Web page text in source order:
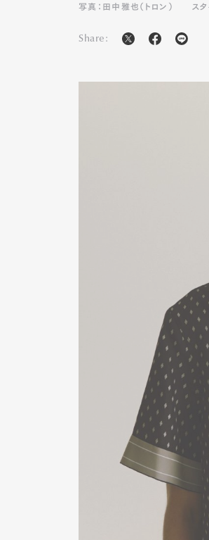
写真：田中雅也（トロン） ス
Share: